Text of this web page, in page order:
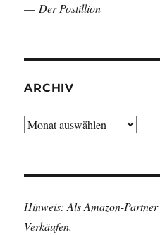
—Der Postillion
ARCHIV
Archiv
Hinweis: Als Amazon-
Verkäufen.